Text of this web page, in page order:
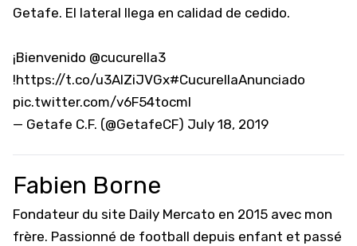
Getafe. El lateral llega en calidad de cedido.
¡Bienvenido @cucurella3
!https://t.co/u3AlZiJVGx#CucurellaAnunciado
pic.twitter.com/v6F54tocml
— Getafe C.F. (@GetafeCF) July 18, 2019
Fabien Borne
Fondateur du site Daily Mercato en 2015 avec mon
frère. Passionné de football depuis enfant et passé